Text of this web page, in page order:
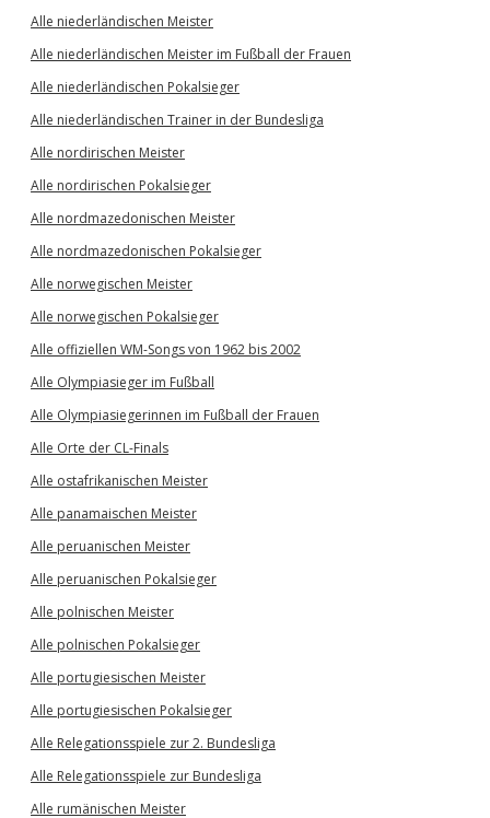
Alle niederländischen Meister
Alle niederländischen Meister im Fußball der Frauen
Alle niederländischen Pokalsieger
Alle niederländischen Trainer in der Bundesliga
Alle nordirischen Meister
Alle nordirischen Pokalsieger
Alle nordmazedonischen Meister
Alle nordmazedonischen Pokalsieger
Alle norwegischen Meister
Alle norwegischen Pokalsieger
Alle offiziellen WM-Songs von 1962 bis 2002
Alle Olympiasieger im Fußball
Alle Olympiasiegerinnen im Fußball der Frauen
Alle Orte der CL-Finals
Alle ostafrikanischen Meister
Alle panamaischen Meister
Alle peruanischen Meister
Alle peruanischen Pokalsieger
Alle polnischen Meister
Alle polnischen Pokalsieger
Alle portugiesischen Meister
Alle portugiesischen Pokalsieger
Alle Relegationsspiele zur 2. Bundesliga
Alle Relegationsspiele zur Bundesliga
Alle rumänischen Meister